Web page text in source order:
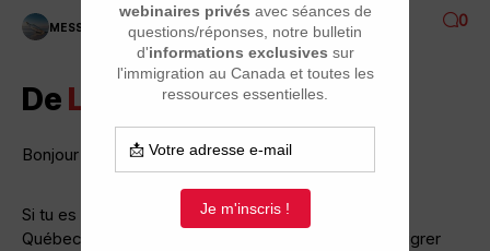
MESSAGE DU JOUR 4 MINUTES DE LECTURE 4K VUES 0
De Leilou
Bonjour et bienvenue sur le forum!
Si tu es éligible et que tu puisses immigrer au
Québec/Canada – As-tu l’accord du papa pour immigrer